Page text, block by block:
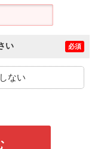
い 必須
ない